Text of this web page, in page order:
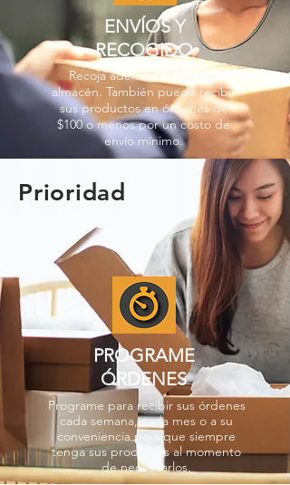
ENVÍOS Y
RECOGIDO
Recoja además en nuestro
almacén. También puede recibir
sus productos en órdenes de
$100 o menos por un costo de
envío mínimo.
Prioridad
PROGRAME
ÓRDENES
Programe para recibir sus órdenes
cada semana, cada mes o a su
conveniencia para que siempre
tenga sus productos al momento
de necesitarlos.